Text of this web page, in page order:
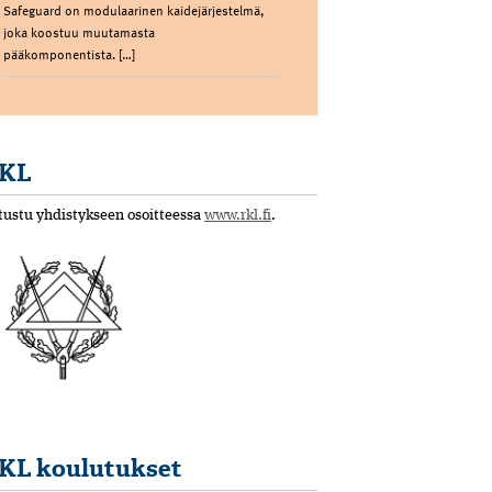
Safeguard on modulaarinen kaidejärjestelmä,
joka koostuu muutamasta
pääkomponentista. […]
yhdistykseen osoitteessa www.rkl.fi.
koulutukset